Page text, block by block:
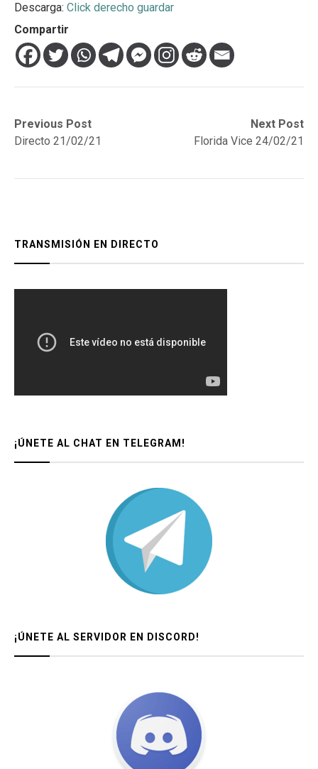
Descarga: Click derecho guardar
Compartir
Navegación
de
Previous Post
Previous
post:Directo 21/02/21
Next Post
Next
post:
Florida Vice 24/02/21
TRANSMISIÓN EN DIRECTO
¡ÚNETE AL CHAT EN TELEGRAM!
¡ÚNETE AL SERVIDOR EN DISCORD!